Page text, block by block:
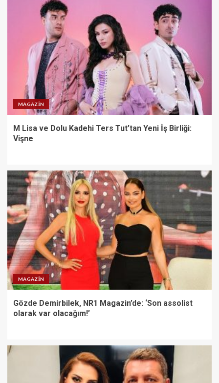
MAGAZIN
M Lisa ve Dolu Kadehi Ters Tut’tan Yeni İş Birliği:
Vişne
MAGAZIN
Gözde Demirbilek, NR1 Magazin’de: ‘Son assolist
olarak var olacağım!’